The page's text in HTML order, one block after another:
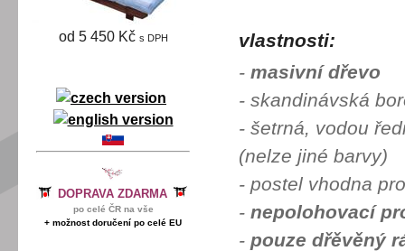
vlastnosti:
- masivní dřevo
- skandinávská
- šetrná, vodou
(nelze jiné barvy)
- postel vhodna
- nepolohovací
- pouze dřěvěný
od 5 450 Kč s DPH
DOPRAVA ZDARMA
po celé ČR na vše
+ možnost doručení po celé EU